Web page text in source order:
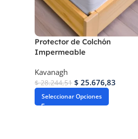
Protector de Colchón
Impermeable
Kavanagh
$28.244,51 $ 25.676,83
Seleccionar Opciones